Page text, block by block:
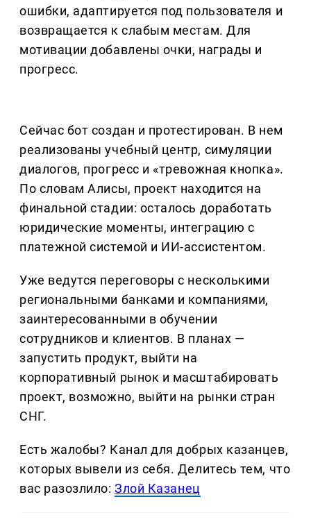
ошибки, адаптируется под пользователя и
возвращается к слабым местам. Для
мотивации добавлены очки, награды и
прогресс.
Сейчас бот создан и протестирован. В нем
реализованы учебный центр, симуляции
диалогов, прогресс и «тревожная кнопка».
По словам Алисы, проект находится на
финальной стадии: осталось доработать
юридические моменты, интеграцию с
платежной системой и ИИ-ассистентом.
Уже ведутся переговоры с несколькими
региональными банками и компаниями,
заинтересованными в обучении
сотрудников и клиентов. В планах —
запустить продукт, выйти на
корпоративный рынок и масштабировать
проект, возможно, выйти на рынки стран
СНГ.
Есть жалобы? Канал для добрых казанцев,
которых вывели из себя. Делитеcь тем, что
вас разозлило:Злой Казанец